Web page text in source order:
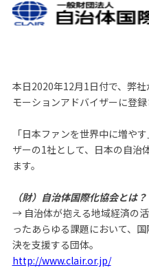
本日2020年12月1日付で、弊
モーションアドバイザーに登録
「日本ファンを世界中に増や
ザーの1社として、日本の自治
ます。
（財）自治体国際化協会とは？
→ 自治体が抱える地域経済の
ったあらゆる課題において、
決を支援する団体。
http://www.clair.or.jp/